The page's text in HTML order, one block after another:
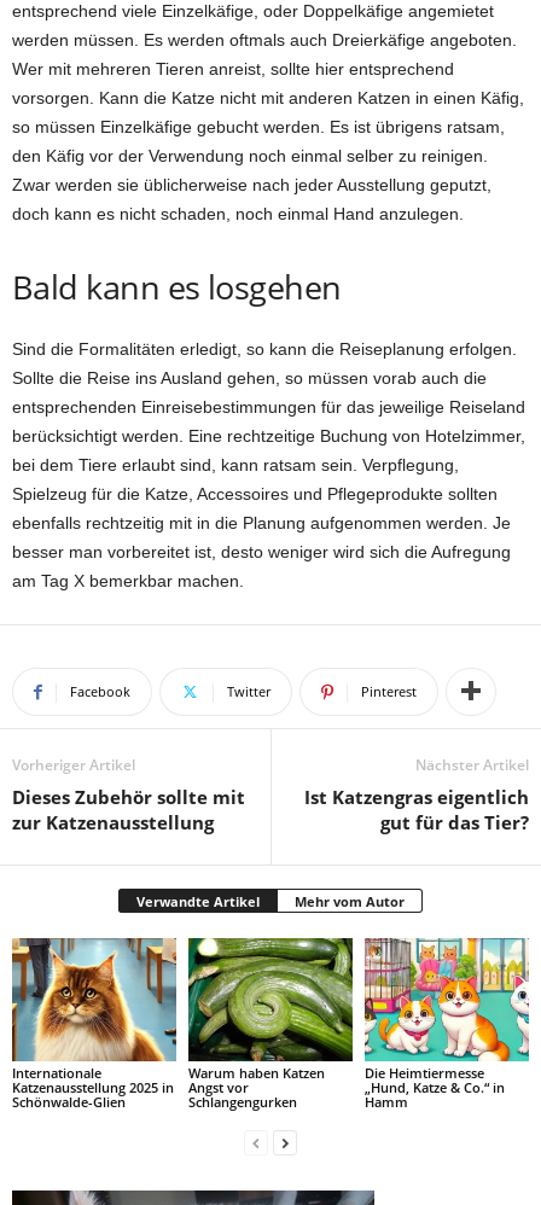
entsprechend viele Einzelkäfige, oder Doppelkäfige angemietet
werden müssen. Es werden oftmals auch Dreierkäfige angeboten.
Wer mit mehreren Tieren anreist, sollte hier entsprechend
vorsorgen. Kann die Katze nicht mit anderen Katzen in einen Käfig,
so müssen Einzelkäfige gebucht werden. Es ist übrigens ratsam,
den Käfig vor der Verwendung noch einmal selber zu reinigen.
Zwar werden sie üblicherweise nach jeder Ausstellung geputzt,
doch kann es nicht schaden, noch einmal Hand anzulegen.
Bald kann es losgehen
Sind die Formalitäten erledigt, so kann die Reiseplanung erfolgen.
Sollte die Reise ins Ausland gehen, so müssen vorab auch die
entsprechenden Einreisebestimmungen für das jeweilige Reiseland
berücksichtigt werden. Eine rechtzeitige Buchung von Hotelzimmer,
bei dem Tiere erlaubt sind, kann ratsam sein. Verpflegung,
Spielzeug für die Katze, Accessoires und Pflegeprodukte sollten
ebenfalls rechtzeitig mit in die Planung aufgenommen werden. Je
besser man vorbereitet ist, desto weniger wird sich die Aufregung
am Tag X bemerkbar machen.
Facebook Twitter Pinterest
Vorheriger Artikel
Dieses Zubehör sollte mit
zur Katzenausstellung
Nächster Artikel
Ist Katzengras eigentlich
gut für das Tier?
Verwandte Artikel Mehr vom Autor
Internationale
Katzenausstellung 2025 in
Schönwalde-Glien
Warum haben Katzen
Angst vor
Schlangengurken
Die Heimtiermesse
„Hund, Katze & Co.“ in
Hamm